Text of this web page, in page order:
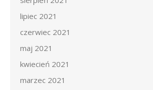
lipiec 2021
czerwiec 2021
maj 2021
kwiecień 2021
marzec 2021